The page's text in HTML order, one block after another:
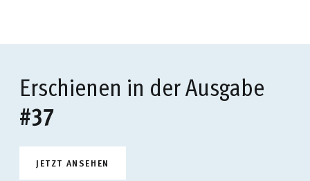
Erschienen in der Ausgabe
#37
JETZT ANSEHEN